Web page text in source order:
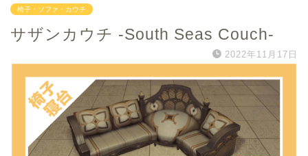
椅子・ソファ・カウチ
サザンカウチ -South Seas Couch-
2022年11月17日